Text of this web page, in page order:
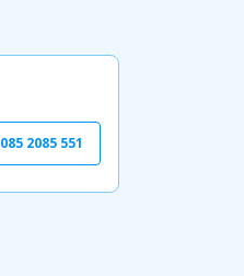
085 2085 551